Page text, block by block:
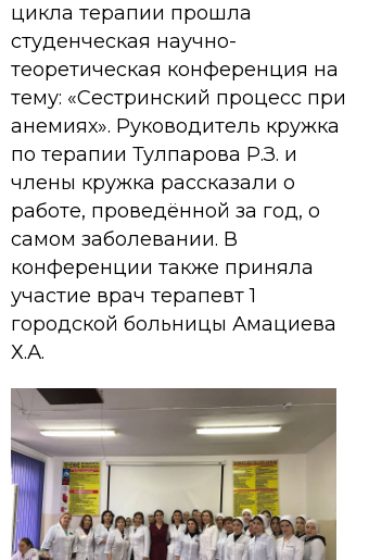
цикла терапии прошла
студенческая научно-
теоретическая конференция на
тему: «Сестринский процесс при
анемиях». Руководитель кружка
по терапии Тулпарова Р.З. и
члены кружка рассказали о
работе, проведённой за год, о
самом заболевании. В
конференции также приняла
участие врач терапевт 1
городской больницы Амациева
Х.А.